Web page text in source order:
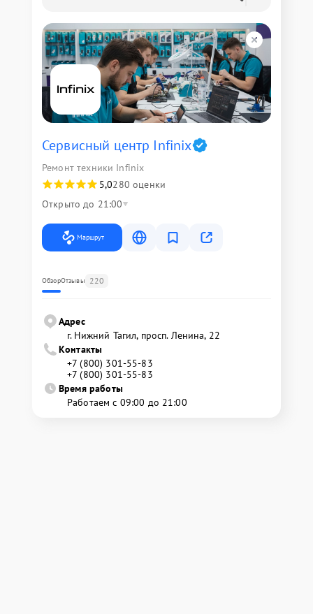
Сервисный центр Infinix
Ремонт техники Infinix
5,0280 оценки
Открыто до 21:00
Маршрут
ОбзорОтзывы 220
Адрес
г. Нижний Тагил, просп. Ленина, 22
Контакты
+7 (800) 301-55-83
+7 (800) 301-55-83
Время работы
Работаем с 09:00 до 21:00